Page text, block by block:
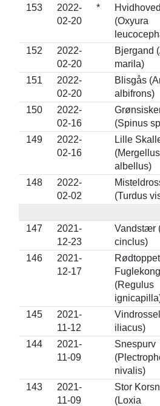
153
2022-
02-20
*
(Oxyura
152
2022-
02-20
Bjergand
marila)
151
2022-
02-20
Blisgås
albifrons)
150
2022-
02-16
(Spinus
149
2022-
02-16
Lille
(Mergellus
albellus)
148
2022-
02-02
(Turdus
147
2021-
12-23
Vandstær
cinclus)
146
2021-
12-17
Rødtoppet
(Regulus
145
2021-
11-12
iliacus)
144
2021-
11-09
Snespurv
nivalis)
143
2021-
11-09
Stor
(Loxia